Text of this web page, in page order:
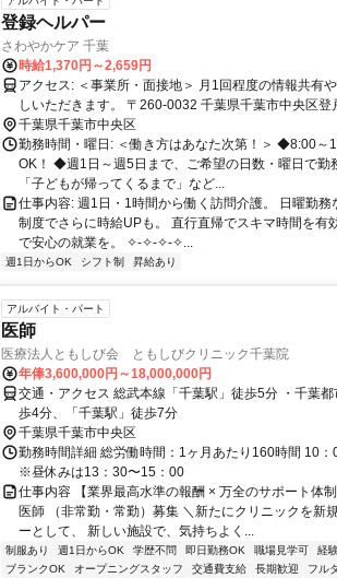
登録ヘルパー
さわやかケア 千葉
時給1,370円～2,659円
アクセス: ＜事業所・面接地＞ 月1回程度の情報共有や研修のため、事業所にお越
しいただきます。 〒260-0032 千葉県千葉市中央区
総武線他、千葉モノレール「千葉駅」より徒歩8分）
り徒歩5分） （京葉線「千葉みなと駅」より徒歩11分
千葉県千葉市中央区
勤務時間・曜日: ＜働き方はあなた次第！＞ ◆8:00～
OK！ ◆週1日～週5日まで、ご希望の日数・曜日で勤
「子どもが帰ってくるまで」など...
仕事内容: 週1日・1時間から働く訪問介護。 日曜勤
制度でさらに時給UPも。 直行直帰でスキマ時間を有
で安心の就業を。 ✧-✧-✧-✧...
週1日からOK シフト制 昇給あり
アルバイト・パート
医師
医療法人ともしび会 ともしびクリニック千葉院
年俸3,600,000円～18,000,000円
交通・アクセス 総武本線「千葉駅」徒歩5分 ・千葉
歩4分、「千葉駅」徒歩7分
千葉県千葉市中央区
勤務時間詳細 総労働時間：1ヶ月あたり160時間 10：
※昼休みは13：30〜15：00
仕事内容 【業界最高水準の報酬 × 万全のサポート体
医師 （非常勤・常勤）募集 ＼新たにクリニックを新
ーとして、 新しい施設で、気持ちよく...
制服あり 週1日からOK 学歴不問 即日勤務OK 職場見学可 経
ブランクOK
オープニングスタッフ 交通費支給 長期歓迎 フル